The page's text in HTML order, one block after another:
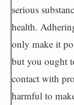
serious
health.
only make it
but you ought
contact with
harmful to